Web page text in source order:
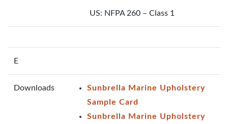
US: NFPA 260 – Class 1
E
Downloads
Sunbrella Marine Upholstery
Sample Card
Sunbrella Marine Upholstery